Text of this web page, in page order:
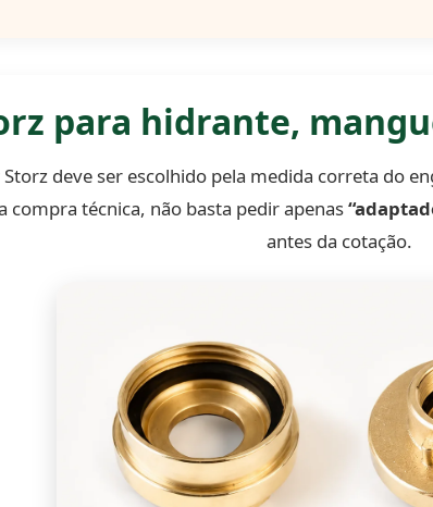
para hidrante,
deve ser escolhido pela medida correta do
compra técnica, não basta pedir apenas
antes da cotação.